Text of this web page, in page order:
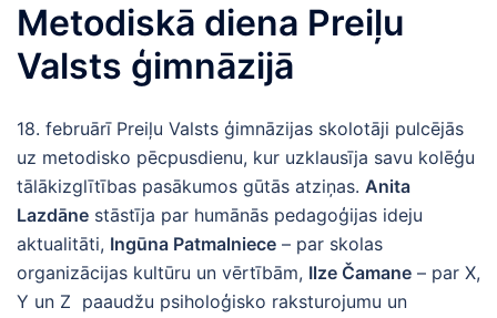
Metodiskā diena Preiļu
Valsts ģimnāzijā
18. februārī Preiļu Valsts ģimnāzijas skolotāji pulcējās
uz metodisko pēcpusdienu, kur uzklausīja savu kolēģu
tālākizglītības pasākumos gūtās atziņas. Anita
Lazdāne stāstīja par humānās pedagoģijas ideju
aktualitāti, Ingūna Patmalniece – par skolas
organizācijas kultūru un vērtībām, Ilze Čamane – par X,
Y un Z paaudžu psiholoģisko raksturojumu un